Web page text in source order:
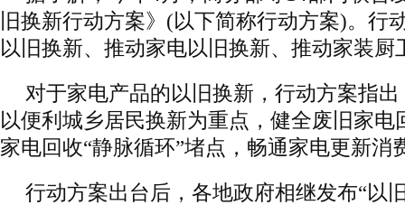
旧换新行动方案》(以下简称行动方案)。行
以旧换新、推动家电以旧换新、推动家装厨
对于家电产品的以旧换新，行动方案指
以便利城乡居民换新为重点，健全废旧家电
家电回收“静脉循环”堵点，畅通家电更新消
行动方案出台后，各地政府相继发布“以